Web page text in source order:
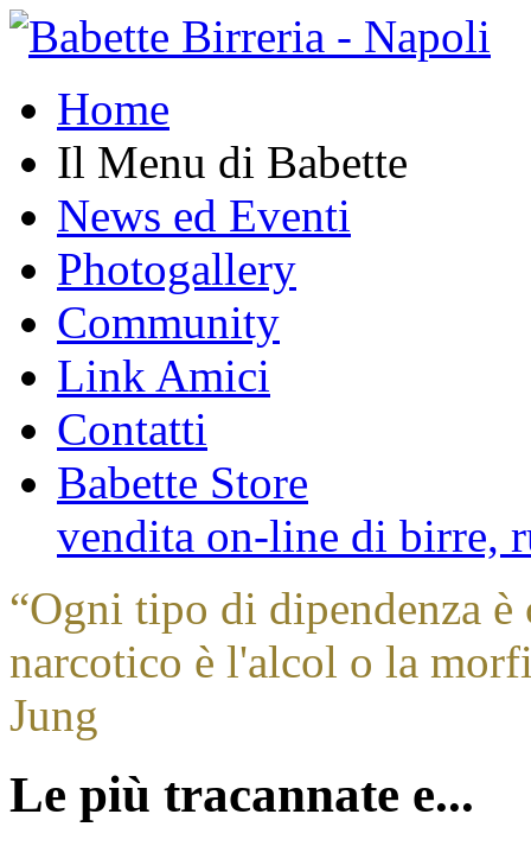
Home
Il Menu di Babette
News ed Eventi
Photogallery
Community
Link Amici
Contatti
Babette Store
vendita on-line di birre,
“Ogni tipo di dipendenza
narcotico è l'alcol o la
Jung
Le più tracannate e...